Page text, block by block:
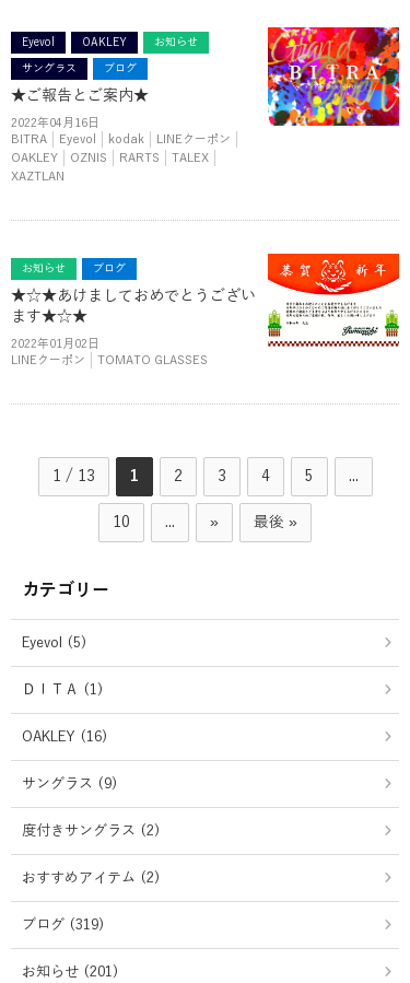
Eyevol OAKLEY お知らせ
サングラス ブログ
★ご報告とご案内★
2022年04月16日
BITRA
Eyevol kodak
LINEクーポン
OAKLEY
OZNIS RARTS
TALEX
XAZTLAN
お知らせ ブログ
★☆★あけましておめでとうござい
ます★☆★
2022年01月02日
LINEクーポン
TOMATO GLASSES
1 / 13 1 2 3 4 5 ...
10 ... » 最後 »
カテゴリー
Eyevol (5)
ＤＩＴＡ (1)
OAKLEY (16)
サングラス (9)
度付きサングラス (2)
おすすめアイテム (2)
ブログ (319)
お知らせ (201)